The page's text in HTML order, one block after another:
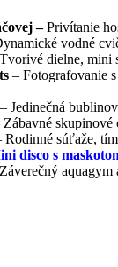
–Privítanie
vodné
dielne, mini
– Fotografovanie
– Jedinečná
Zábavné skupinové
Rodinné súťaže,
disco s
Záverečný aquagym